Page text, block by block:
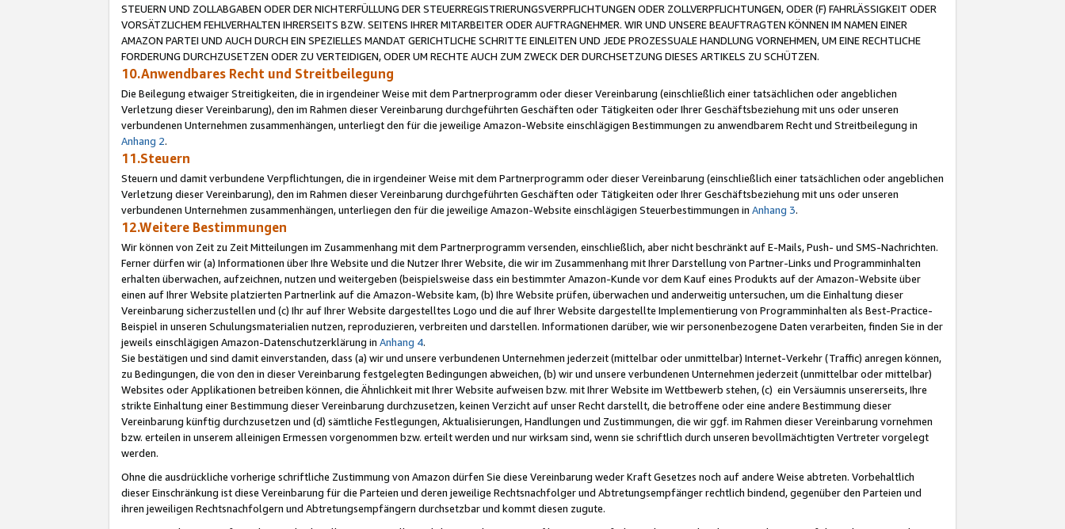
STEUERN UND ZOLLABGABEN ODER DER NICHTERFÜLLUNG DER STEUERREGISTRIERUNGSVERPFLICHTUNGEN ODER ZOLLVERPFLICHTUNGEN, ODER (F) FAHRLÄSSIGKEIT ODER
VORSÄTZLICHEM FEHLVERHALTEN IHRERSEITS BZW. SEITENS IHRER MITARBEITER ODER AUFTRAGNEHMER. WIR UND UNSERE BEAUFTRAGTEN KÖNNEN IM NAMEN EINER
AMAZON PARTEI UND AUCH DURCH EIN SPEZIELLES MANDAT GERICHTLICHE SCHRITTE EINLEITEN UND JEDE PROZESSUALE HANDLUNG VORNEHMEN, UM EINE RECHTLICHE
FORDERUNG DURCHZUSETZEN ODER ZU VERTEIDIGEN, ODER UM RECHTE AUCH ZUM ZWECK DER DURCHSETZUNG DIESES ARTIKELS ZU SCHÜTZEN.
10.Anwendbares Recht und Streitbeilegung
Die Beilegung etwaiger Streitigkeiten, die in irgendeiner Weise mit dem Partnerprogramm oder dieser Vereinbarung (einschließlich einer tatsächlichen oder angeblichen
Verletzung dieser Vereinbarung), den im Rahmen dieser Vereinbarung durchgeführten Geschäften oder Tätigkeiten oder Ihrer Geschäftsbeziehung mit uns oder unseren
verbundenen Unternehmen zusammenhängen, unterliegt den für die jeweilige Amazon-Website einschlägigen Bestimmungen zu anwendbarem Recht und Streitbeilegung in
Anhang 2.
11.Steuern
Steuern und damit verbundene Verpflichtungen, die in irgendeiner Weise mit dem Partnerprogramm oder dieser Vereinbarung (einschließlich einer tatsächlichen oder angeblichen
Verletzung dieser Vereinbarung), den im Rahmen dieser Vereinbarung durchgeführten Geschäften oder Tätigkeiten oder Ihrer Geschäftsbeziehung mit uns oder unseren
verbundenen Unternehmen zusammenhängen, unterliegen den für die jeweilige Amazon-Website einschlägigen Steuerbestimmungen in Anhang 3.
12.Weitere Bestimmungen
Wir können von Zeit zu Zeit Mitteilungen im Zusammenhang mit dem Partnerprogramm versenden, einschließlich, aber nicht beschränkt auf E-Mails, Push- und SMS-Nachrichten.
Ferner dürfen wir (a) Informationen über Ihre Website und die Nutzer Ihrer Website, die wir im Zusammenhang mit Ihrer Darstellung von Partner-Links und Programminhalten
erhalten überwachen, aufzeichnen, nutzen und weitergeben (beispielsweise dass ein bestimmter Amazon-Kunde vor dem Kauf eines Produkts auf der Amazon-Website über
einen auf Ihrer Website platzierten Partnerlink auf die Amazon-Website kam, (b) Ihre Website prüfen, überwachen und anderweitig untersuchen, um die Einhaltung dieser
Vereinbarung sicherzustellen und (c) Ihr auf Ihrer Website dargestelltes Logo und die auf Ihrer Website dargestellte Implementierung von Programminhalten als Best-Practice-
Beispiel in unseren Schulungsmaterialien nutzen, reproduzieren, verbreiten und darstellen. Informationen darüber, wie wir personenbezogene Daten verarbeiten, finden Sie in der
jeweils einschlägigen Amazon-Datenschutzerklärung in Anhang 4.
Sie bestätigen und sind damit einverstanden, dass (a) wir und unsere verbundenen Unternehmen jederzeit (mittelbar oder unmittelbar) Internet-Verkehr (Traffic) anregen können,
zu Bedingungen, die von den in dieser Vereinbarung festgelegten Bedingungen abweichen, (b) wir und unsere verbundenen Unternehmen jederzeit (unmittelbar oder mittelbar)
Websites oder Applikationen betreiben können, die Ähnlichkeit mit Ihrer Website aufweisen bzw. mit Ihrer Website im Wettbewerb stehen, (c) ein Versäumnis unsererseits, Ihre
strikte Einhaltung einer Bestimmung dieser Vereinbarung durchzusetzen, keinen Verzicht auf unser Recht darstellt, die betroffene oder eine andere Bestimmung dieser
Vereinbarung künftig durchzusetzen und (d) sämtliche Festlegungen, Aktualisierungen, Handlungen und Zustimmungen, die wir ggf. im Rahmen dieser Vereinbarung vornehmen
bzw. erteilen in unserem alleinigen Ermessen vorgenommen bzw. erteilt werden und nur wirksam sind, wenn sie schriftlich durch unseren bevollmächtigten Vertreter vorgelegt
werden.
Ohne die ausdrückliche vorherige schriftliche Zustimmung von Amazon dürfen Sie diese Vereinbarung weder Kraft Gesetzes noch auf andere Weise abtreten. Vorbehaltlich
dieser Einschränkung ist diese Vereinbarung für die Parteien und deren jeweilige Rechtsnachfolger und Abtretungsempfänger rechtlich bindend, gegenüber den Parteien und
ihren jeweiligen Rechtsnachfolgern und Abtretungsempfängern durchsetzbar und kommt diesen zugute.